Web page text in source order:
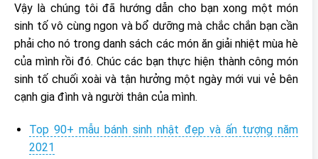
Vậy là chúng tôi đã hướng dẫn cho bạn xong một món
sinh tố vô cùng ngon và bổ dưỡng mà chắc chắn bạn cần
phải cho nó trong danh sách các món ăn giải nhiệt mùa hè
của mình rồi đó. Chúc các bạn thực hiện thành công món
sinh tố chuối xoài và tận hưởng một ngày mới vui vẻ bên
cạnh gia đình và người thân của mình.
Top 90+ mẫu bánh sinh nhật đẹp và ấn tượng năm
2021